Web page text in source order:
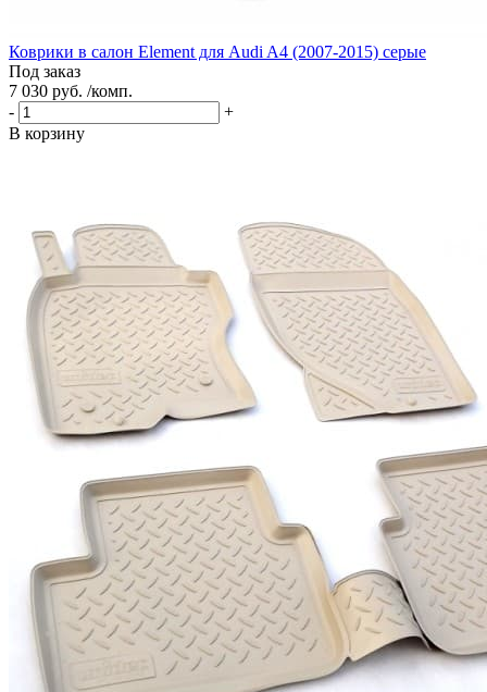
Коврики в салон Element для Audi A4 (2007-2015) серые
Под заказ
7 030 руб. /комп.
-
+
В корзину